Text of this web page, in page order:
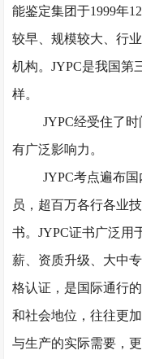
能鉴定集团于1999年
较早、规模较大、行
机构。JYPC是我国第
样。
JYPC经受住了
有广泛影响力。
JYPC考点遍布
员，超百万各行各业
书。JYPC证书广泛用
薪、资质升级、大中
格认证，是国际通行
和社会地位，往往更
与生产的实际需要，